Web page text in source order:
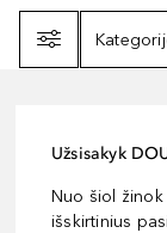
Užsisakyk
Nuo šiol
išskirtinius